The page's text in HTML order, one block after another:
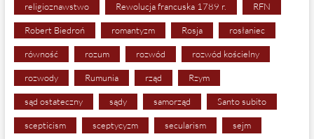
religioznawstwo Rewolucja francuska 1789 r. RFN
Robert Biedroń romantyzm Rosja rosłaniec
równość rozum rozwód rozwód kościelny
rozwody Rumunia rząd Rzym
sąd ostateczny sądy samorząd Santo subito
scepticism sceptycyzm secularism sejm